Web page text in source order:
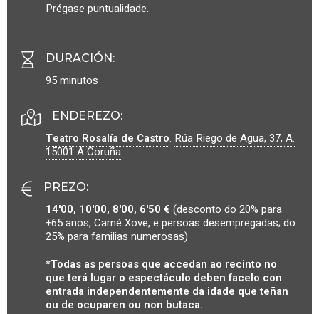
Prégase puntualidade.
DURACIÓN:
95 minutos
ENDEREZO:
Teatro Rosalía de Castro. Rúa Riego de Agua, 37, A.
15001A Coruña
PREZO:
14'00, 10'00, 8'00, 6'50 € (desconto do 20% para
+65 anos, Carné Xove, e persoas desempregadas; do
25% para familias numerosas)
*Todas as persoas que accedan ao recinto no
que terá lugar o espectáculo deben facelo con
entrada independentemente da idade que teñan
ou de ocuparen ou non butaca.